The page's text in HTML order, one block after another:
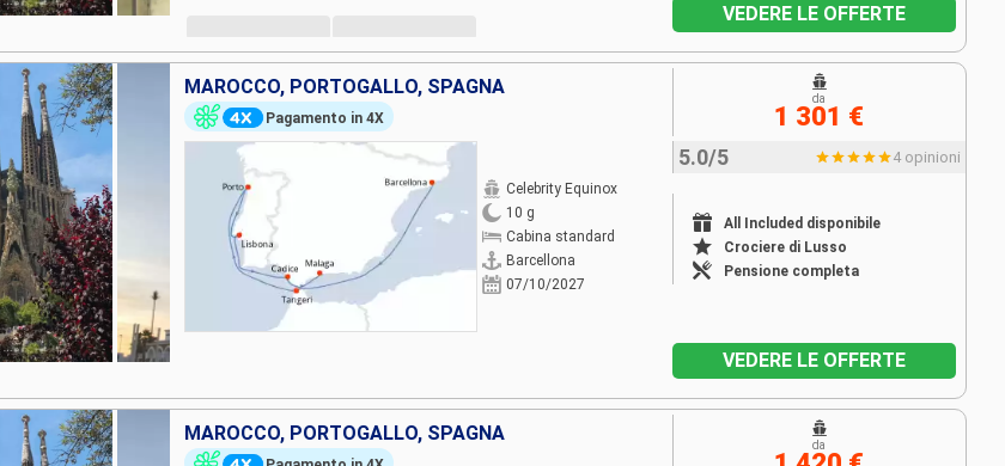
VEDERE LE OFFERTE
MAROCCO, PORTOGALLO, SPAGNA
Pagamento in 4X
Celebrity Equinox
10 g
Cabina standard
Barcellona
07/10/2027
5.0/5 4 opinioni
All Included disponibile
Crociere di Lusso
Pensione completa
da
1 301 €
VEDERE LE OFFERTE
MAROCCO, PORTOGALLO, SPAGNA
da